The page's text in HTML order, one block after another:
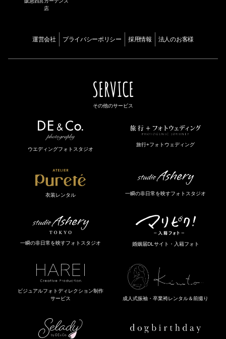
店
運営会社 プライバシーポリシー 採用情報 法人のお客様
SERVICE
その他のサービス
ウエディングフォトスタジオ
旅行+フォトウェディング
衣装レンタル 一瞬の非日常を映すフォトスタジオ
一瞬の非日常を映すフォトスタジオ 婚姻届DLサイト・入籍フォト
ビジュアルフォトディレクション制作
サービス
成人式振袖・卒業袴レンタル＆前撮り